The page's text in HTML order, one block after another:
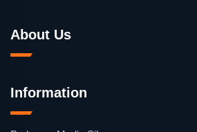
About Us
Information